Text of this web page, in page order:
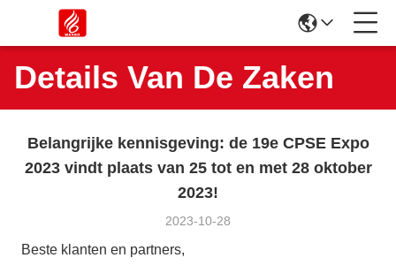
Details Van De Zaken
Belangrijke kennisgeving: de 19e CPSE Expo
2023 vindt plaats van 25 tot en met 28 oktober
2023!
2023-10-28
Beste klanten en partners,